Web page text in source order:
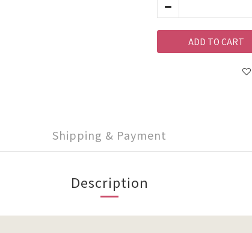
ADD TO CART
Shipping & Payment
Description